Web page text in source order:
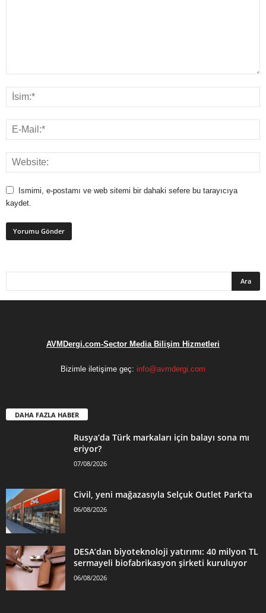
Ismimi, e-postamı ve web sitemi bir dahaki sefere bu tarayıcıya
kaydet.
AVMDergi.com-Sector Media Bilişim Hizmetleri
Bizimle iletişime geç: info@avmdergi.com
DAHA FAZLA HABER
Rusya’da Türk markaları için balayı sona mı
eriyor?
07/08/2026
Civil, yeni mağazasıyla Selçuk Outlet Park’ta
06/08/2026
DESA’dan biyoteknoloji yatırımı: 40 milyon TL
sermayeli biofabrikasyon şirketi kuruluyor
06/08/2026